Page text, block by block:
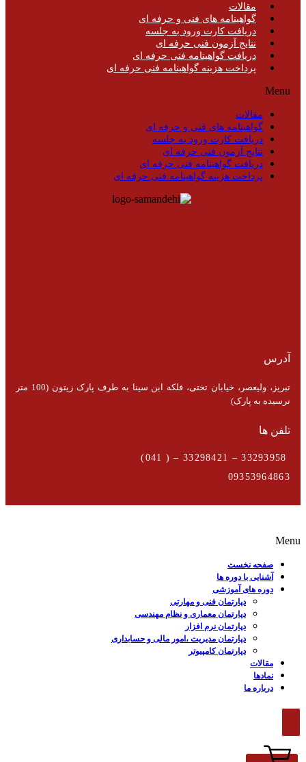
مقالات
گواهینامه های فنی و حرفه ای
دریافت کارت ورود به جلسه
نتایج آزمون فنی حرفه ای
دریافت گواهینامه فنی حرفه ای
پرداخت هزینه گواهینامه فنی حرفه ای
Menu
مقالات
گواهینامه های فنی و حرفه ای
دریافت کارت ورود به جلسه
نتایج آزمون فنی حرفه ای
دریافت گواهینامه فنی حرفه ای
پرداخت هزینه گواهینامه فنی حرفه ای
آدرس
تبریز، ولیعصر، خیابان تختی، فلکه ابن سینا به طرف پارک زیتون (100 متر
نرسیده به پارک)
تلفن ها
09353964863
Menu
صفحه نخست
آشنایی با دوره ها
دوره های آموزشی
دپارتمان فنی و مهارتی
دپارتمان معماری و نظام مهندسی
دپارتمان نرم افزار
دپارتمان مدیریت ،امور مالی و حسابداری
دپارتمان کامپیوتر
مقالات
نمادها
درباره ما